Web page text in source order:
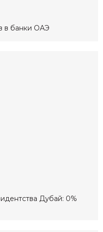
в банки ОАЭ
Дубай: 0%